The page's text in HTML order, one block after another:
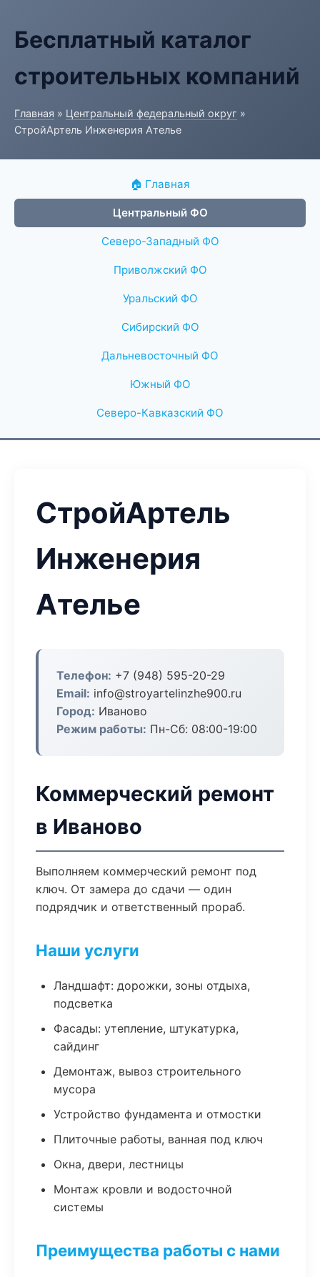
Бесплатный каталог
строительных компаний
Главная » Центральный федеральный округ »
СтройАртель Инженерия Ателье
🏠 Главная
Центральный ФО
Северо-Западный ФО
Приволжский ФО
Уральский ФО
Сибирский ФО
Дальневосточный ФО
Южный ФО
Северо-Кавказский ФО
СтройАртель
Инженерия
Ателье
Телефон: +7 (948) 595-20-29
Email: info@stroyartelinzhe900.ru
Город: Иваново
Режим работы: Пн-Сб: 08:00-19:00
Коммерческий ремонт
в Иваново
Выполняем коммерческий ремонт под
ключ. От замера до сдачи — один
подрядчик и ответственный прораб.
Наши услуги
Ландшафт: дорожки, зоны отдыха,
подсветка
Фасады: утепление, штукатурка,
сайдинг
Демонтаж, вывоз строительного
мусора
Устройство фундамента и отмостки
Плиточные работы, ванная под ключ
Окна, двери, лестницы
Монтаж кровли и водосточной
системы
Преимущества работы с нами